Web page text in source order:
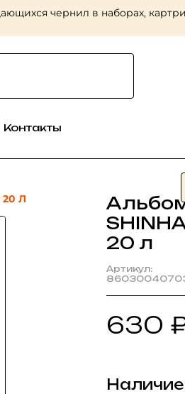
чернил в наборах,
Контакты
Л
20 л
Артикул:
630
Наличие